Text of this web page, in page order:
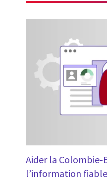
Aider la
l’information